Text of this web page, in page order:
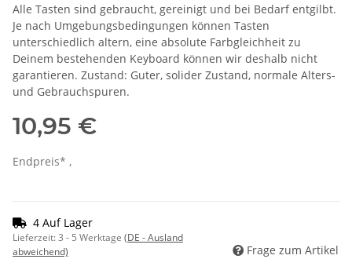
Alle Tasten sind gebraucht, gereinigt und bei Bedarf entgilbt.
Je nach Umgebungsbedingungen können Tasten
unterschiedlich altern, eine absolute Farbgleichheit zu
Deinem bestehenden Keyboard können wir deshalb nicht
garantieren. Zustand: Guter, solider Zustand, normale Alters-
und Gebrauchspuren.
10,95 €
Endpreis* ,
4 Auf Lager
Lieferzeit:3 - 5 Werktage (DE - Ausland
abweichend)
Frage zum Artikel